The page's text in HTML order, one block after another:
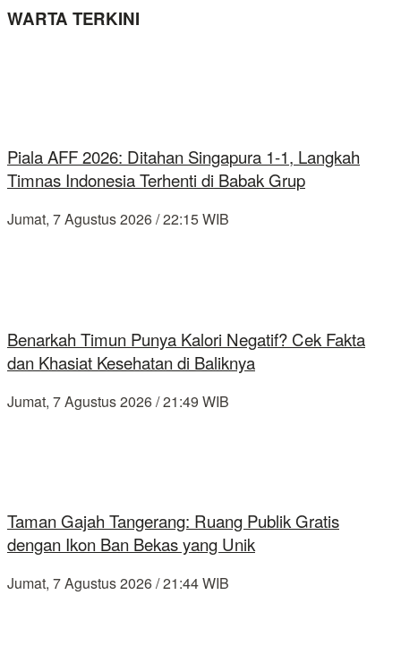
WARTA TERKINI
Piala AFF 2026: Ditahan Singapura 1-1, Langkah
Timnas Indonesia Terhenti di Babak Grup
Jumat, 7 Agustus 2026 / 22:15 WIB
Benarkah Timun Punya Kalori Negatif? Cek Fakta
dan Khasiat Kesehatan di Baliknya
Jumat, 7 Agustus 2026 / 21:49 WIB
Taman Gajah Tangerang: Ruang Publik Gratis
dengan Ikon Ban Bekas yang Unik
Jumat, 7 Agustus 2026 / 21:44 WIB